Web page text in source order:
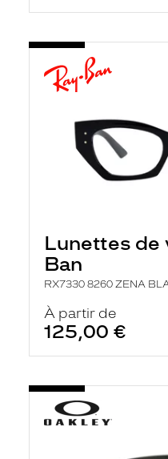
Lunettes de
Ban
RX7330 8260 ZENA
À partir de
125,00 €